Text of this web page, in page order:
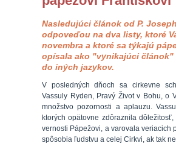
Nasledujúci článok od P.
odpoveďou na dva listy, ktoré
novembra a ktoré sa týkajú
opísala ako "vynikajúci
do iných jazykov.
V posledných dňoch sa cirkevne
Vassuly Ryden, Pravý Život v Bohu, o
množstvo pozornosti a aplauzu.
ktorých opätovne zdôraznila
vernosti Pápežovi, a varovala veriacich
spôsobia ľudstvu a celej Cirkvi, ak tak